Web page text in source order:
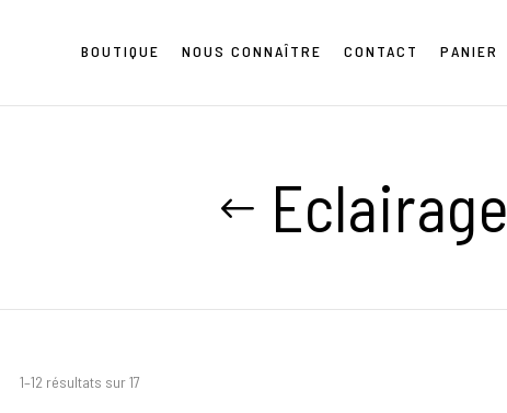
BOUTIQUE NOUS CONNAÎTRE CONTACT PANIER
Eclairage
1–12 résultats sur 17